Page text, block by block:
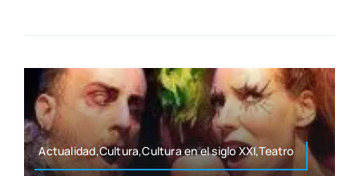
Actualidad,Cultura,Cultura en el siglo XXI,Teatro